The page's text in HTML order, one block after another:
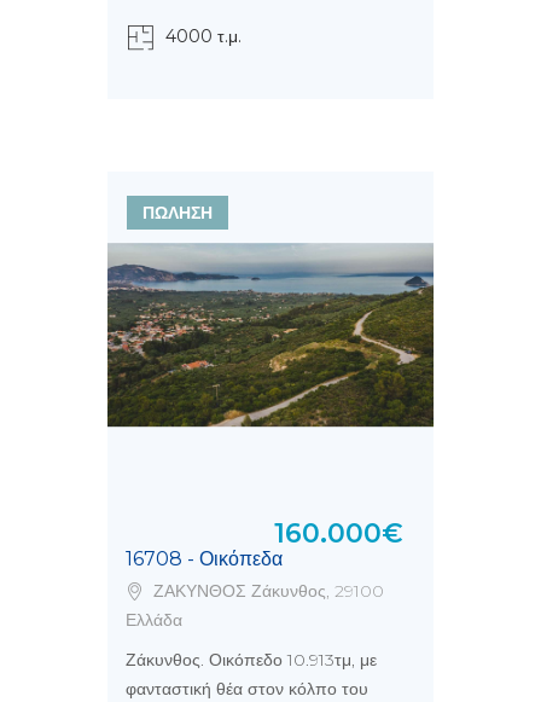
4000 τ.μ.
ΠΩΛΗΣΗ
16708 - Οικόπεδα
160.000€
ΖΑΚΥΝΘΟΣ Ζάκυνθος, 29100
Ελλάδα
Ζάκυνθος. Οικόπεδο 10.913τμ, με
φανταστική θέα στον κόλπο του